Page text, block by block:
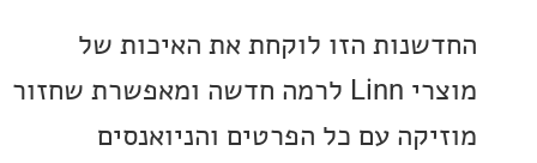
הזו לוקחת את האיכות של
מוצרי Linn לרמה חדשה ומאפשרת שחזור
עם כל הפרטים והניואנסים